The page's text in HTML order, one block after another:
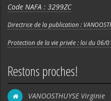
Code NAFA : 3299ZC
Directrice de la publication :
Protection de la vie privée : loi du 06/
Restons proches!
VANOOSTHUYSE Virginie